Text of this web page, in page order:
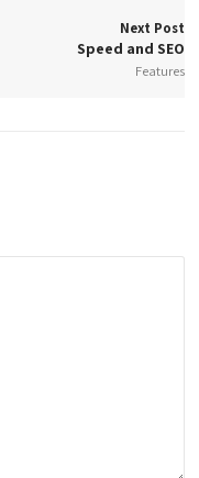
Next Post
Speed and SEO
Features